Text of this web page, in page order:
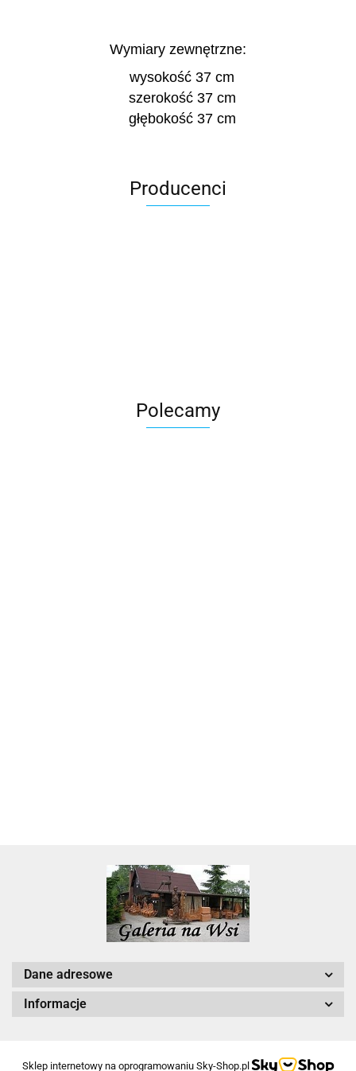
Wymiary zewnętrzne:
wysokość 37 cm
szerokość 37 cm
głębokość 37 cm
Producenci
Polecamy
Dane adresowe
Informacje
Sklep internetowy na oprogramowaniu Sky-Shop.pl